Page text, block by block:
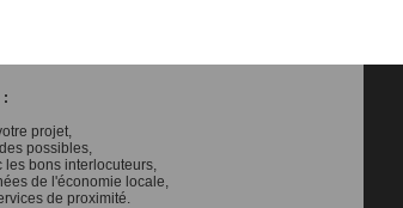
:
projet,
possibles,
bons interlocuteurs,
de l'économie locale,
de proximité.